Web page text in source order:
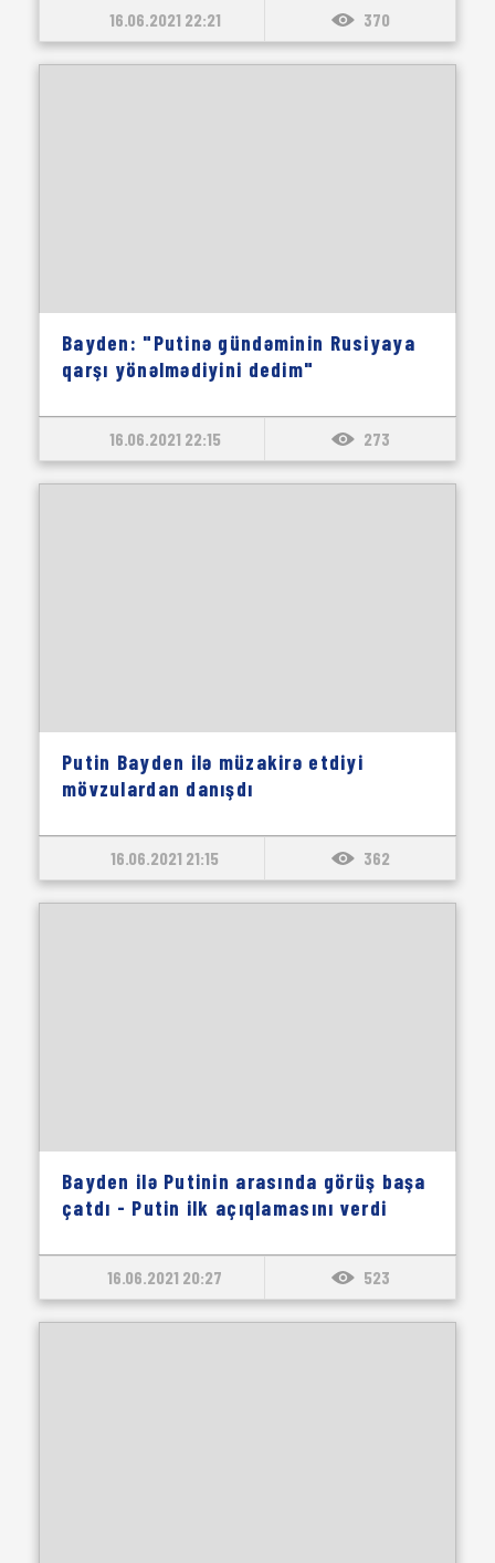
16.06.2021 22:21 370
Bayden: "Putinə gündəminin Rusiyaya
qarşı yönəlmədiyini dedim"
16.06.2021 22:15 273
Putin Bayden ilə müzakirə etdiyi
mövzulardan danışdı
16.06.2021 21:15 362
Bayden ilə Putinin arasında görüş başa
çatdı - Putin ilk açıqlamasını verdi
16.06.2021 20:27 523